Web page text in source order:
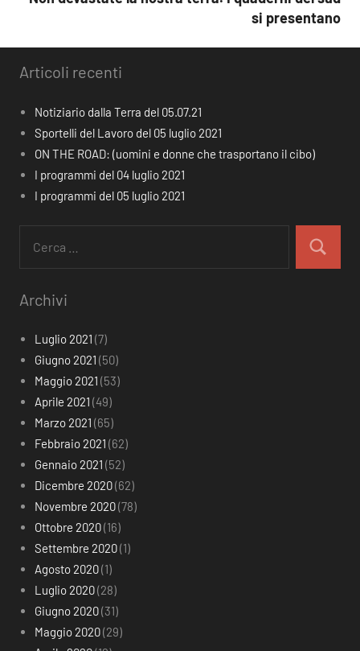
si presentano
Articoli recenti
Notiziario dalla Terra del 05.07.21
Sportelli del Lavoro del 05 luglio 2021
ON THE ROAD: (uomini e donne che trasportano il cibo)
I programmi del 04 luglio 2021
I programmi del 05 luglio 2021
per:
Cerca
Archivi
Luglio 2021 (7)
Giugno 2021 (50)
Maggio 2021 (53)
Aprile 2021 (49)
Marzo 2021 (65)
Febbraio 2021 (62)
Gennaio 2021 (52)
Dicembre 2020(62)
Novembre 2020(78)
Ottobre 2020(16)
Settembre 2020(1)
Agosto 2020(1)
Luglio 2020(28)
Giugno 2020(31)
Maggio 2020(29)